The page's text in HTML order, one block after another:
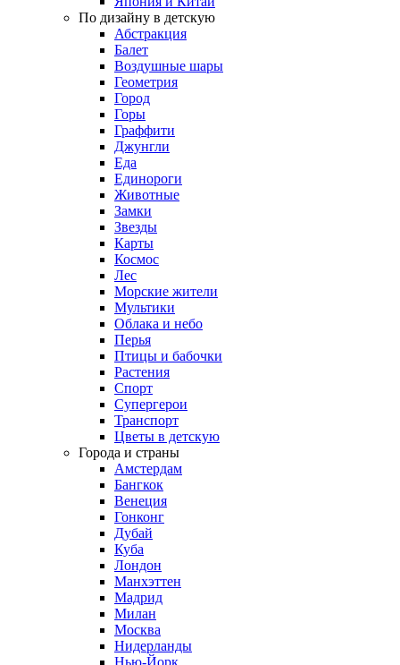
По дизайну в детскую
Абстракция
Балет
Воздушные шары
Геометрия
Город
Горы
Граффити
Джунгли
Еда
Единороги
Животные
Замки
Звезды
Карты
Космос
Лес
Морские жители
Мультики
Облака и небо
Перья
Птицы и бабочки
Растения
Спорт
Супергерои
Транспорт
Цветы в детскую
Города и страны
Амстердам
Бангкок
Венеция
Гонконг
Дубай
Куба
Лондон
Манхэттен
Мадрид
Милан
Москва
Нидерланды
Нью-Йорк